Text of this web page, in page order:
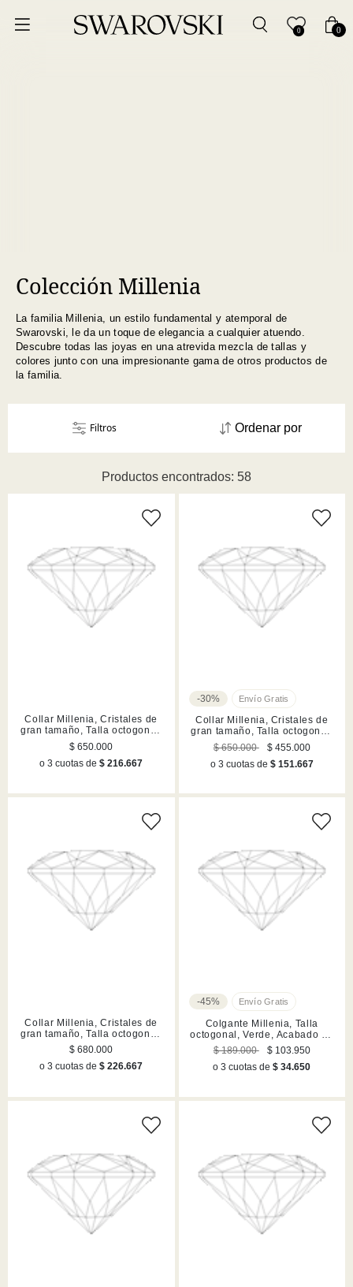
0 0
Colección Millenia
La familia Millenia, un estilo fundamental y atemporal de
Swarovski, le da un toque de elegancia a cualquier atuendo.
Descubre todas las joyas en una atrevida mezcla de tallas y
colores junto con una impresionante gama de otros productos de
la familia.
Productos encontrados: 58
Ordenar por
Ordenar por
Fecha de lanzamiento
Mejor descuento
Filtros
Collar Millenia, Cristales de
gran tamaño, Talla octogonal,
Blanco, Acabado en rodio
$ 650.000
o 3 cuotas de$ 216.667
-30%
Collar Millenia, Cristales de
gran tamaño, Talla octogonal,
Azul, Acabado en rodio
$ 650.000
$ 455.000
o 3 cuotas de $ 151.667
Collar Millenia, Cristales de
gran tamaño, Talla octogonal,
Verde, Acabado en tono oro
$ 680.000
o 3 cuotas de$ 226.667
-45%
Colgante Millenia, Talla
octogonal, Verde, Acabado en
tono oro
$ 189.000
$ 103.950
o 3 cuotas de$ 34.650